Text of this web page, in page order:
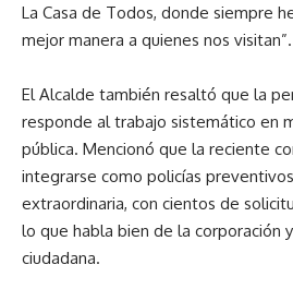
La Casa de Todos, donde siempre
mejor manera a quienes nos visitan”.
El Alcalde también resaltó que la
responde al trabajo sistemático en
pública. Mencionó que la reciente
integrarse como policías
extraordinaria, con cientos de
lo que habla bien de la corporación
ciudadana.